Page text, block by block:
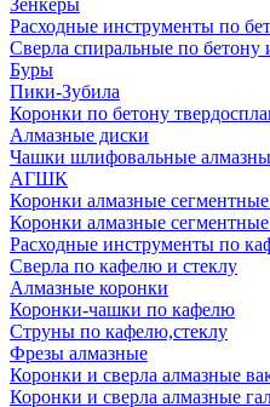
Зенкеры
Расходные инструменты по
Сверла спиральные по бетону
Буры
Пики-Зубила
Коронки по бетону
Алмазные диски
Чашки шлифовальные
АГШК
Коронки алмазные
Коронки алмазные
Расходные инструменты по
Сверла по кафелю и стеклу
Алмазные коронки
Коронки-чашки по кафелю
Струны по кафелю,стеклу
Фрезы алмазные
Коронки и сверла алмазные
Коронки и сверла алмазные